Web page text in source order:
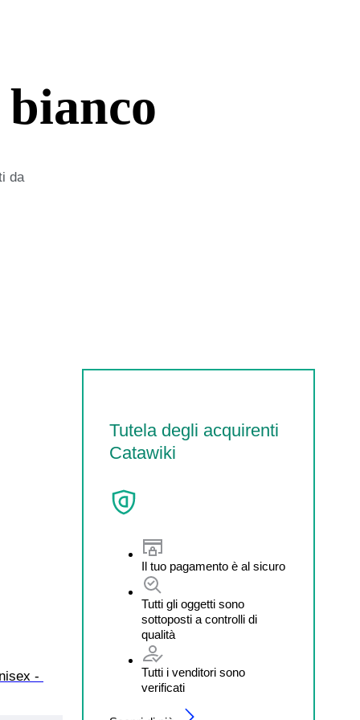
da
Tutela degli acquirenti
Catawiki
Il tuo pagamento è al sicuro
Tutti gli oggetti sono
sottoposti a controlli di
qualità
Tutti i venditori sono
verificati
-